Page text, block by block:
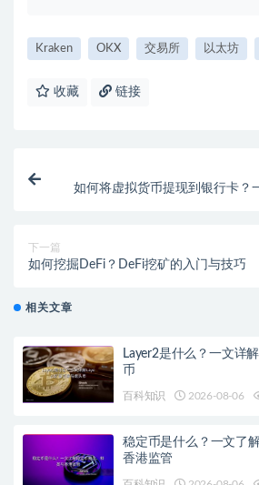
Kraken OKX 交易所 以太坊
收藏 链接
如何将虚拟货币提现到银行卡？
下一篇
如何挖掘DeFi？DeFi挖矿的入门与技巧
相关文章
Layer2是什么？一文详
币
百科知识 2026-08-06
稳定币是什么？一文了
香港监管